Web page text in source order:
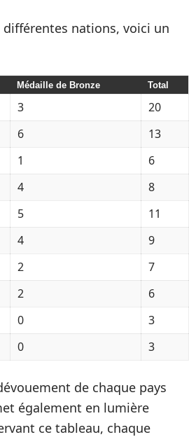
nations, voici un
Médaille de Bronze Total
3
20
6
13
1
6
4
8
5
11
4
9
2
7
2
6
0
3
0 3
de chaque pays
également en lumière
ce tableau, chaque